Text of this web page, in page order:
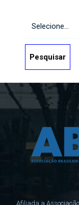
Pesquisar
Afiliada a